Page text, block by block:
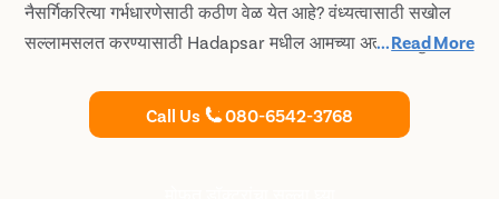
नैसर्गिकरित्या गर्भधारणेसाठी कठीण वेळ येत आहे? वंध्यत्वासाठी सखोल
सल्लामसलत करण्यासाठी Hadapsar मधील आमच्या अत्यंत अनुभवी
आणि मार्गदर्शनाखाली सर्वोत्तम IUI उपचार घ्या.
...Read More
Call Us 080-6542-3768